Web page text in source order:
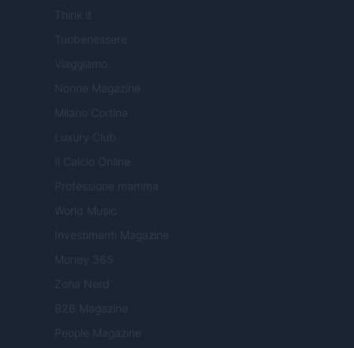
Think.it
Tuobenessere
Viaggiamo
Nonne Magazine
Milano Cortina
Luxury Club
Il Calcio Online
Professione mamma
World Music
Investimenti Magazine
Money 365
Zona Nerd
B2B Magazine
People Magazine